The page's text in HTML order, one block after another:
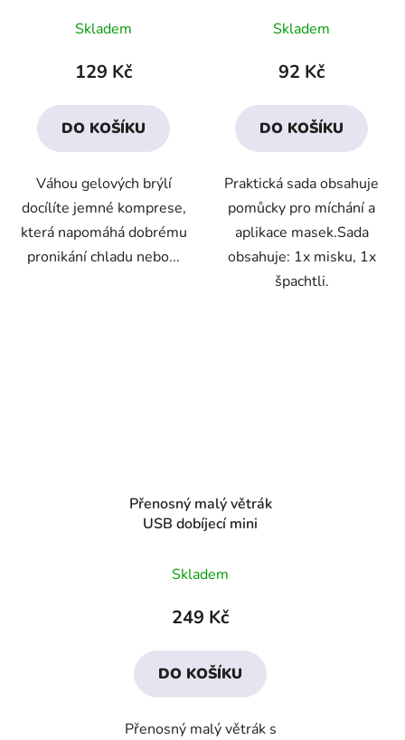
hodnocení
produktu
2,5
z
hvězdiček.
Skladem
129 Kč
DO KOŠÍKU
V​á​hou gelových brýlí
docílíte jemné komprese,
která napomáhá dobrému
pronikání chladu nebo...
hodnocení
produktu
5,0
z
hvězdiček.
Skladem
92 Kč
DO KOŠÍKU
Praktická sada obsahuje
pomůcky pro míchání a
aplikace masek.Sada
obsahuje: 1x misku, 1x
špachtli.
Přenosný malý větrák
USB dobíjecí mini
Skladem
249 Kč
DO KOŠÍKU
Přenosný malý větrák s